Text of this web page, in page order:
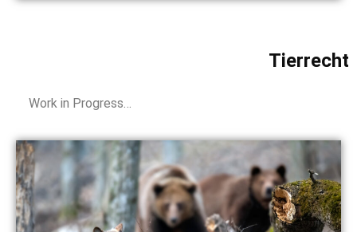
Tierrecht
Work in Progress…